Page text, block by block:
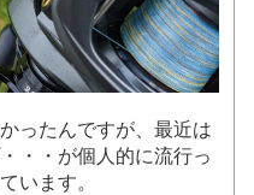
ったんですが、最近は
・・が個人的に流行っ
います。